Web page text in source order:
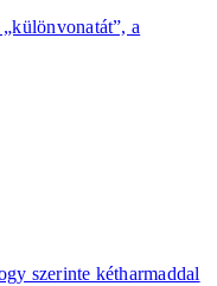
a
szerinte kétharmaddal